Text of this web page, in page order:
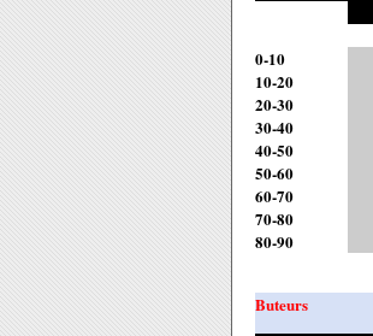
0-10
10-20
20-30
30-40
40-50
50-60
60-70
70-80
80-90
Buteurs